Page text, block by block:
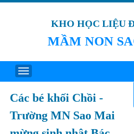
KHO HỌC LIỆU
MẦM NON
Các bé khối Chồi -
Trường MN Sao Mai